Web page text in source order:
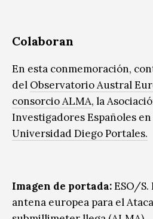
Colaboran
En esta conmemoración,
del Observatorio Austral
consorcio ALMA, la
Investigadores Españoles
Universidad Diego Portales.
Imagen de portada:ESO/S.
antena europea para el